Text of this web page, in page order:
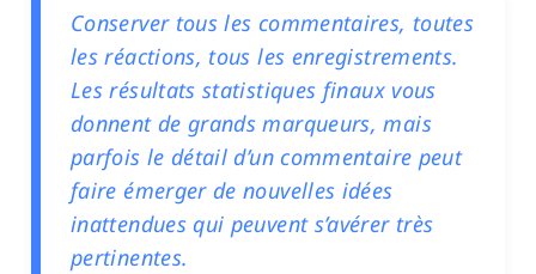
Conserver tous les commentaires, toutes
les réactions, tous les enregistrements.
Les résultats statistiques finaux vous
donnent de grands marqueurs, mais
parfois le détail d’un commentaire peut
faire émerger de nouvelles idées
inattendues qui peuvent s’avérer très
pertinentes.